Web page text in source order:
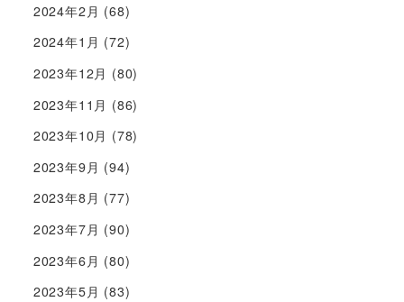
2024年2月 (68)
2024年1月 (72)
2023年12月 (80)
2023年11月 (86)
2023年10月 (78)
2023年9月 (94)
2023年8月 (77)
2023年7月 (90)
2023年6月 (80)
2023年5月 (83)